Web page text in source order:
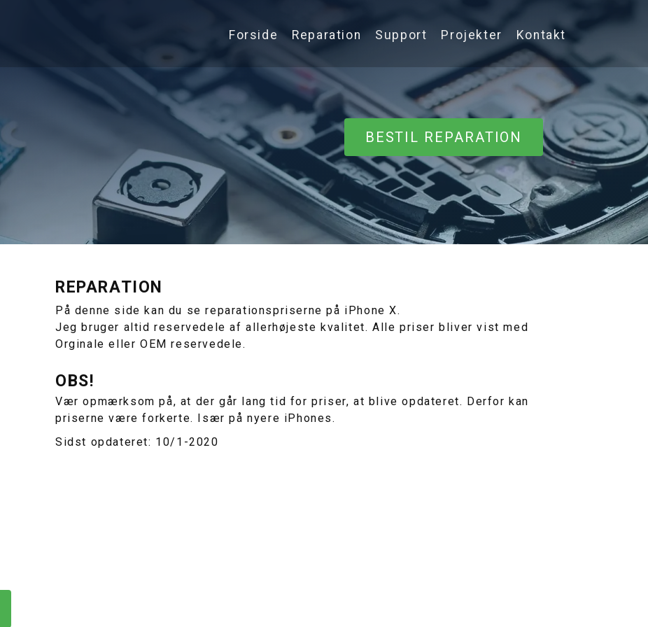
Forside Reparation Support Projekter Kontakt
BESTIL REPARATION
REPARATION
På denne side kan du se reparationspriserne på iPhone X.
Jeg bruger altid reservedele af allerhøjeste kvalitet. Alle priser bliver vist med
Orginale eller OEM reservedele.
OBS!
Vær opmærksom på, at der går lang tid for priser, at blive opdateret. Derfor kan
priserne være forkerte. Især på nyere iPhones.
Sidst opdateret: 10/1-2020